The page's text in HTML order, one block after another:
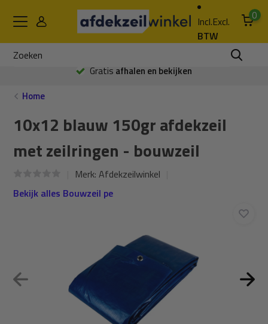
Incl.Excl.
BTW
0
Gratis afhalen en bekijken
Home
10x12 blauw 150gr afdekzeil
met zeilringen - bouwzeil
Merk:Afdekzeilwinkel
Bekijk alles Bouwzeil pe